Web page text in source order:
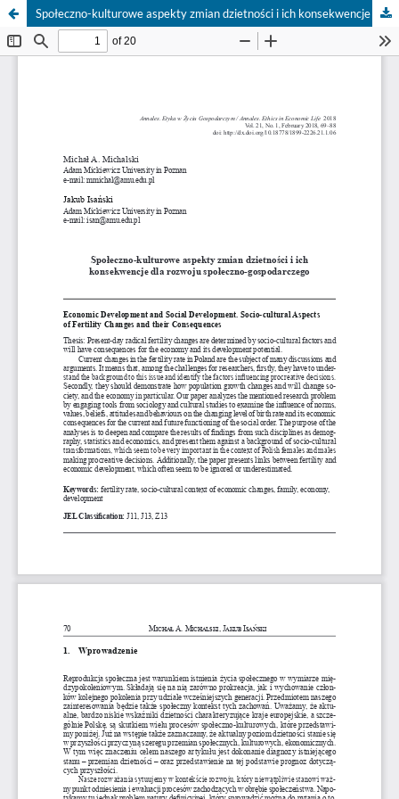
Społeczno-kulturowe aspekty zmian dzietności i ich konsekwencje dla rozwoju społeczno-gospodarczego